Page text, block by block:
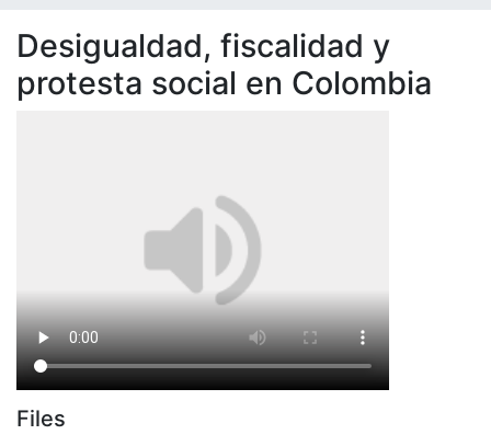
All of DSpace
Desigualdad, fiscalidad y
protesta social en Colombia
Files